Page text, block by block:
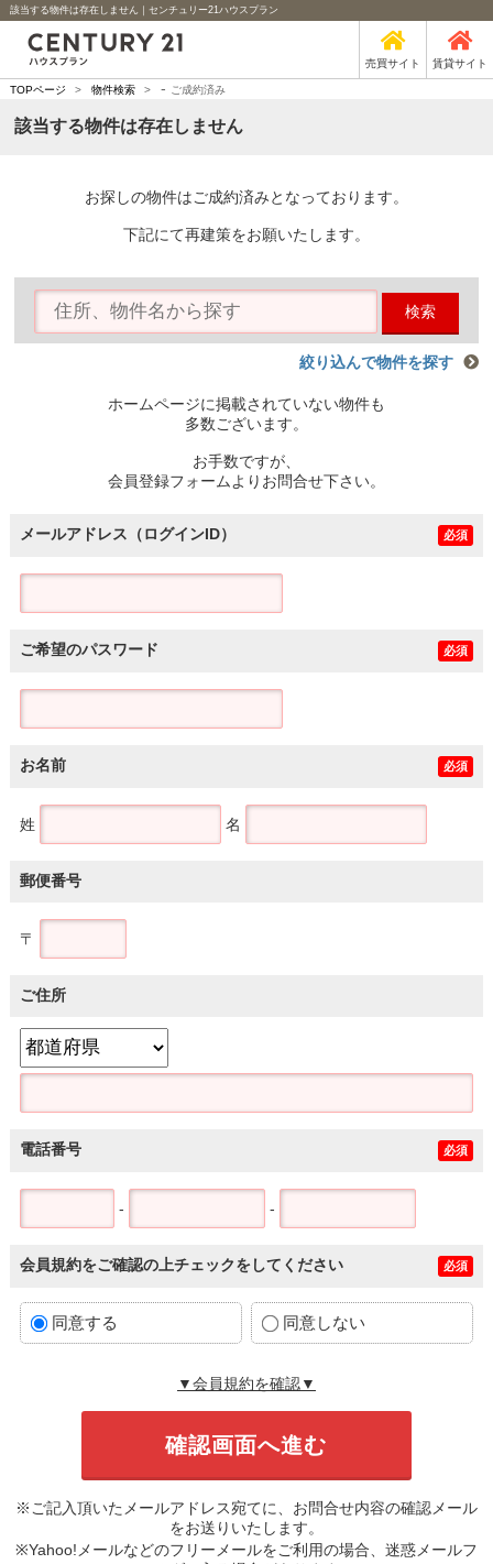
該当する物件は存在しません｜センチュリー21ハウスプラン
売買サイト 賃貸サイト
TOPページ > 物件検索 > - ご成約済み
該当する物件は存在しません
お探しの物件はご成約済みとなっております。
下記にて再建策をお願いたします。
検索
絞り込んで物件を探す
ホームページに掲載されていない物件も
多数ございます。
お手数ですが、
会員登録フォームよりお問合せ下さい。
メールアドレス（ログインID） 必須
ご希望のパスワード 必須
お名前 必須
姓 名
郵便番号
〒
ご住所
電話番号 必須
- -
会員規約をご確認の上チェックをしてください 必須
同意する 同意しない
▼会員規約を確認▼
※ご記入頂いたメールアドレス宛てに、お問合せ内容の確認メール
をお送りいたします。
※Yahoo!メールなどのフリーメールをご利用の場合、迷惑メールフ